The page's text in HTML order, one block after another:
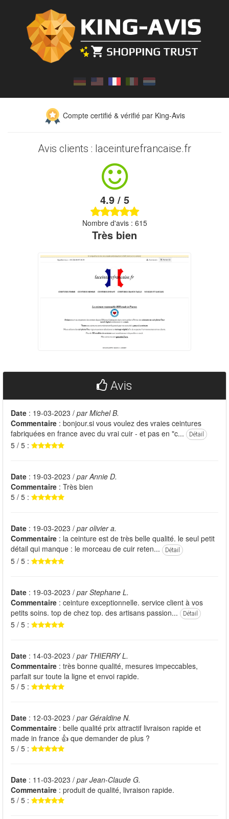
Compte certifié & vérifié par King-Avis
Avis clients : laceinturefrancaise.fr
4.9 / 5
Nombre d'avis : 615
Très bien
Avis
Date : 19-03-2023 / par Michel B.
Commentaire : bonjour.si vous voulez des vraies ceintures
fabriquées en france avec du vrai cuir - et pas en "c...
Détail
5 / 5 :
Date : 19-03-2023 / par Annie D.
Commentaire : Très bien
5 / 5 :
Date : 19-03-2023 / par olivier a.
Commentaire : la ceinture est de très belle qualité. le seul petit
détail qui manque : le morceau de cuir reten...
Détail
5 / 5 :
Date : 19-03-2023 / par Stephane L.
Commentaire : ceinture exceptionnelle. service client à vos
petits soins. top de chez top. des artisans passion...
Détail
5 / 5 :
Date : 14-03-2023 / par THIERRY L.
Commentaire : très bonne qualité, mesures impeccables,
parfait sur toute la ligne et envoi rapide.
5 / 5 :
Date : 12-03-2023 / par Géraldine N.
Commentaire : belle qualité prix attractif livraison rapide et
made in france 👍 que demander de plus ?
5 / 5 :
Date : 11-03-2023 / par Jean-Claude G.
Commentaire : produit de qualité, livraison rapide.
5 / 5 :